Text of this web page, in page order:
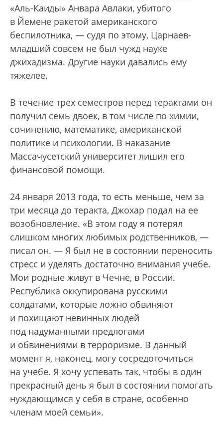
«Аль-Каиды» Анвара Авлаки, убитого
в Йемене ракетой американского
беспилотника, — судя по этому, Царнаев-
младший совсем не был чужд науке
джихадизма. Другие науки давались ему
тяжелее.
В течение трех семестров перед терактами он
получил семь двоек, в том числе по химии,
сочинению, математике, американской
политике и психологии. В наказание
Массачусетский университет лишил его
финансовой помощи.
24 января 2013 года, то есть меньше, чем за
три месяца до теракта, Джохар подал на ее
возобновление. «В этом году я потерял
слишком многих любимых родственников, —
писал он. — Я был не в состоянии переносить
стресс и уделять достаточно внимания учебе.
Мои родные живут в Чечне, в России.
Республика оккупирована русскими
солдатами, которые ложно обвиняют
и похищают невинных людей
под надуманными предлогами
и обвинениями в терроризме. В данный
момент я, наконец, могу сосредоточиться
на учебе. Я хочу успевать так, чтобы в один
прекрасный день я был в состоянии помогать
нуждающимся у себя в стране, особенно
членам моей семьи».